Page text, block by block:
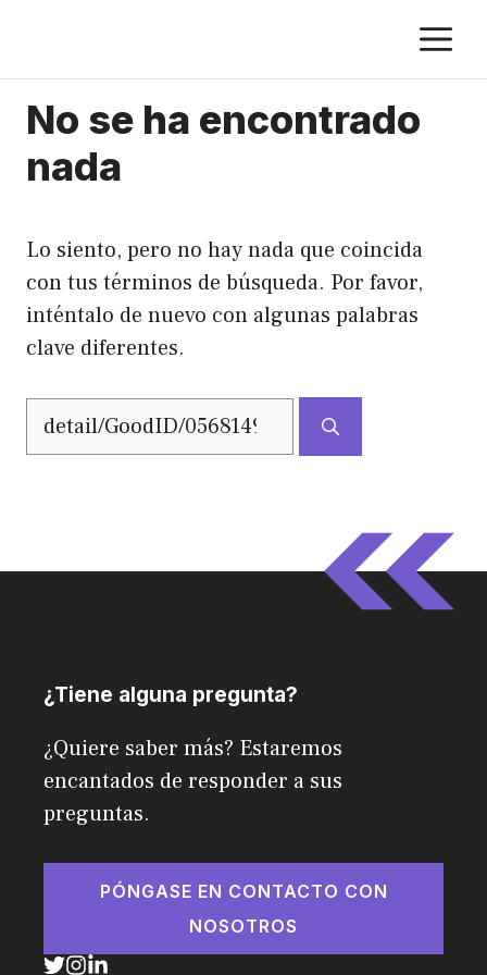
contenido
No se ha encontrado
nada
Lo siento, pero no hay nada que coincida
con tus términos de búsqueda. Por favor,
inténtalo de nuevo con algunas palabras
clave diferentes.
Buscar:
¿Tiene alguna pregunta?
¿Quiere saber más? Estaremos
encantados de responder a sus
preguntas.
PÓNGASE EN CONTACTO CON
NOSOTROS